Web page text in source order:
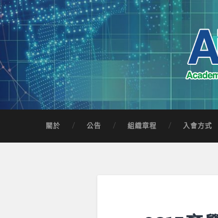
Skip
to
content
Search
AICTSP 台灣臺中
Academia-Industry Consortium of
關於 公告 組織章程 入會方式